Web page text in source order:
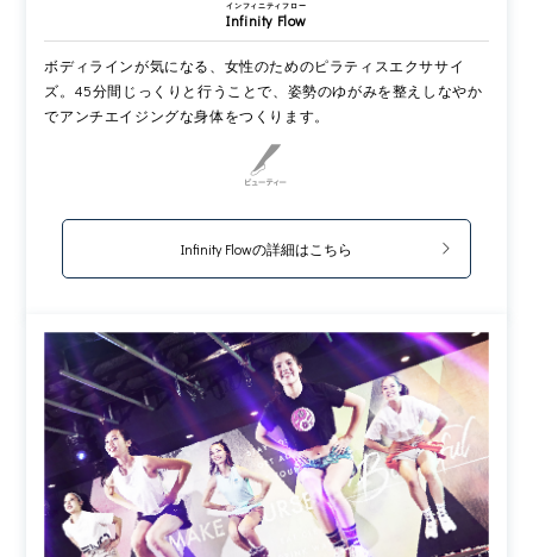
Infinity Flow
インフィニティフロー
ボディラインが気になる、女性のためのピラティスエクササイ
ズ。45分間じっくりと行うことで、姿勢のゆがみを整えしなやか
でアンチエイジングな身体をつくります。
Infinity Flowの詳細はこちら